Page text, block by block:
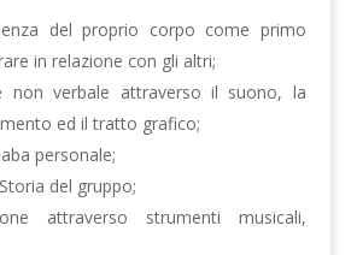
del proprio corpo come primo
in relazione con gli altri;
non verbale attraverso il suono, la
ed il tratto grafico;
personale;
del gruppo;
attraverso strumenti musicali,